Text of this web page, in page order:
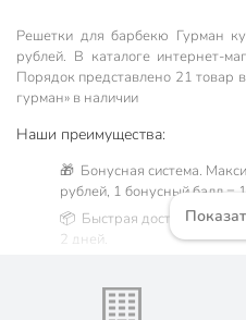
Решетки для барбекю Гурман
рублей. В каталоге интернет-
Порядок представлено 21 товар
гурман» в наличии
Наши преимущества:
🎁 Бонусная система.
рублей, 1 бонусный балл =
📦 Быстрая доставка.
2 дней.
Жители Московской
его онлайн на